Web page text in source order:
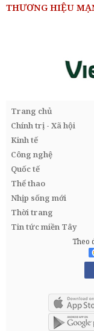
THƯƠNG HIỆU
Trang chủ
Chính trị - Xã hội
Kinh tế
Công nghệ
Quốc tế
Thể thao
Nhịp sống mới
Thời trang
Tin tức miền Tây
Theo